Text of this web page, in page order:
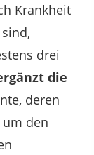
Krankheit
drei
die
deren
den